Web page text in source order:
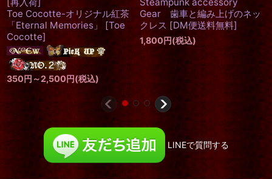
と編み上げのネッ
便送料無料]
込)
Bloody Rose]
16,000 (税込)
LINEで質問する